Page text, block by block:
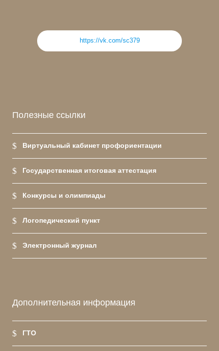
https://vk.com/sc379
Полезные ссылки
Виртуальный кабинет профориентации
Государственная итоговая аттестация
Конкурсы и олимпиады
Логопедический пункт
Электронный журнал
Дополнительная информация
ГТО